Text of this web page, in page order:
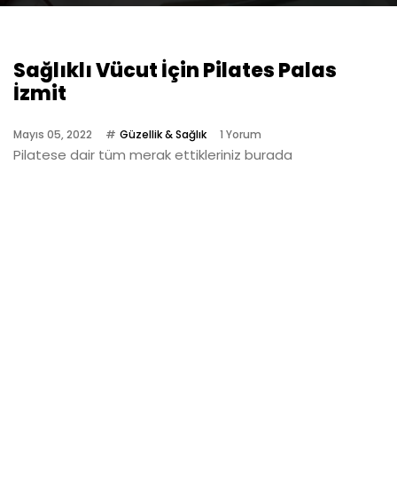
Sağlıklı Vücut İçin Pilates Palas
İzmit
Mayıs 05, 2022 Güzellik & Sağlık 1 Yorum
Pilatese dair tüm merak ettikleriniz burada